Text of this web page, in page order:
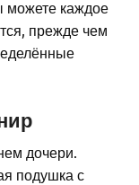
можете каждое
прежде чем
дочери.
подушка с